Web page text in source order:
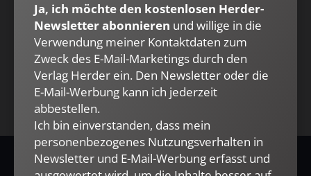
ANTIKE WELT & Archäologie in Deutschland
G/GESCHICHTE
Kundenservice +49 761 2717200 kundenservice@herder.de
Abo online kündigen
Ja, ich möchte den kostenlosen Herder-
Newsletter abonnieren und willige in die
Verwendung meiner Kontaktdaten zum
Zweck des E-Mail-Marketings durch den
Verlag Herder ein. Den Newsletter oder die
E-Mail-Werbung kann ich jederzeit
abbestellen.
Ich bin einverstanden, dass mein
personenbezogenes Nutzungsverhalten in
Newsletter und E-Mail-Werbung erfasst und